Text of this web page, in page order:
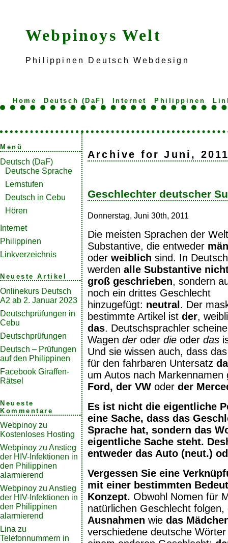
Webpinoys Welt
Philippinen Deutsch Webdesign
Home Deutsch (DaF) Internet Philippinen
Menü
Deutsch (DaF)
Deutsche Sprache
Lernstufen
Deutsch in Cebu
Hören
Internet
Philippinen
Linkverzeichnis
Neueste Artikel
Onlinekurs Deutsch
A2 ab 2. Januar 2023
Deutschprüfungen in
Cebu
Deutschprüfungen
Deutsch – Prüfungen
auf den Philippinen
Facebook Giraffen-
Rätsel
Neueste
Kommentare
Webpinoy zu
Kostenloses Hosting
Webpinoy zu Anstieg
der HIV-Infektionen in
den Philippinen
alarmierend
Webpinoy zu Anstieg
der HIV-Infektionen in
den Philippinen
alarmierend
Lina zu
Telefonnummern in
Archive for Juni,
Geschlechter deutscher
Donnerstag, Juni 30th, 2011
Die meisten Sprachen der
Substantive, die entweder
oder weiblich sind. In Deutsch
werden alle Substantive
groß geschrieben, sondern
noch ein drittes Geschlecht
hinzugefügt: neutral. Der
bestimmte Artikel ist der,
das. Deutschsprachler
Wagen der oder die oder das
Und sie wissen auch, dass
für den fahrbaren Untersatz
um Autos nach
Ford, der VW oder der
Es ist nicht die eigentliche
eine Sache, dass das
Sprache hat, sondern das
eigentliche Sache steht.
entweder das Auto (neut.)
Vergessen Sie eine
mit einer bestimmten
Konzept. Obwohl Nomen für
natürlichen Geschlecht
Ausnahmen wie das
verschiedene deutsche